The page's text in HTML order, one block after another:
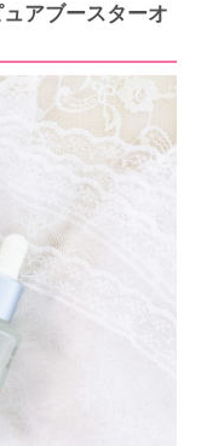
アブースターオ